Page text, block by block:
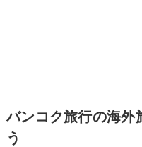
バンコク旅行の海外
う